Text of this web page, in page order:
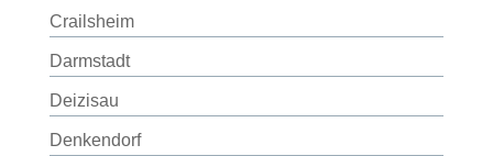
Crailsheim
Darmstadt
Deizisau
Denkendorf